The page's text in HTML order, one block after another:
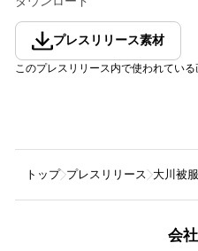
プレスリリース素材
このプレスリリース内で使われてい
トップ プレスリリース 大川被
会